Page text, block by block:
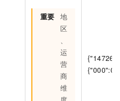
重要 地
区
运
营
商
维